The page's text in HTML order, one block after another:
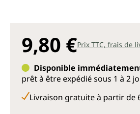
9,80 €Prix TTC, frais de
Disponible
prêt à être expédié sous 1 à 2
Livraison gratuite à partir de